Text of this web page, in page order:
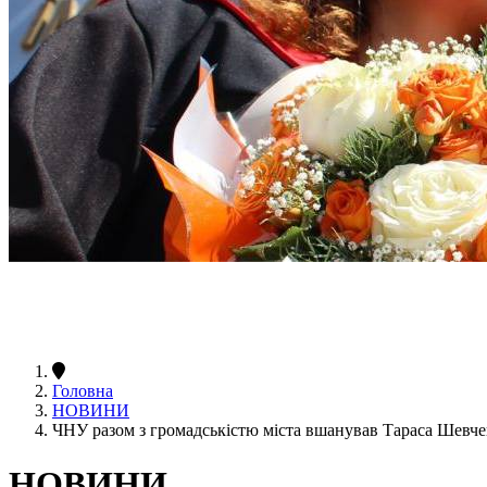
Головна
НОВИНИ
ЧНУ разом з громадськістю міста вшанував Тараса